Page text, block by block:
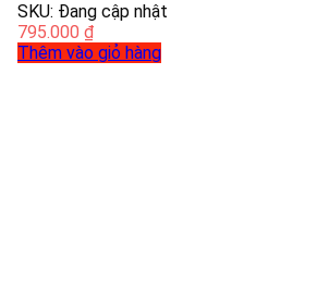
SKU: Đang cập nhật
795.000 ₫
Thêm vào giỏ hàng